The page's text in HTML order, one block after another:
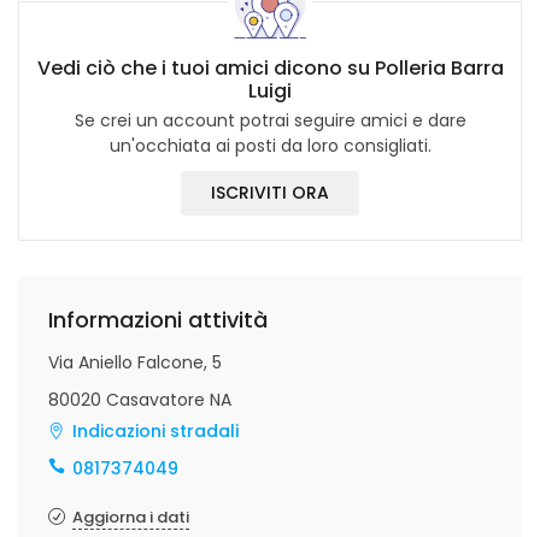
Vedi ciò che i tuoi amici dicono su Polleria Barra
Luigi
Se crei un account potrai seguire amici e dare
un'occhiata ai posti da loro consigliati.
ISCRIVITI ORA
Informazioni attività
Via Aniello Falcone, 5
80020 Casavatore NA
Indicazioni stradali
0817374049
Aggiorna i dati